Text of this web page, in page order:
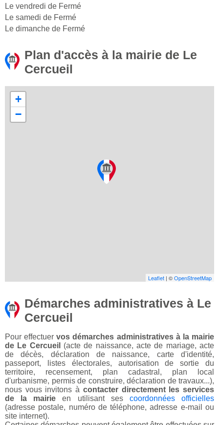
Le vendredi de Fermé
Le samedi de Fermé
Le dimanche de Fermé
Plan d'accès à la mairie de Le
Cercueil
+
−
Leaflet | ©OpenStreetMap
Démarches administratives à Le
Cercueil
Pour effectuervos démarches administratives à la mairie
de Le Cercueil
(acte de naissance, acte de mariage, acte
de décès, déclaration de naissance, carte d'identité,
passeport, listes électorales, autorisation de sortie du
territoire, recensement, plan cadastral, plan local
d'urbanisme, permis de construire, déclaration de travaux...),
nous vous invitons à contacter directement les services
de la mairie en utilisant ses coordonnées officielles
(adresse postale, numéro de téléphone, adresse e-mail ou
site internet).